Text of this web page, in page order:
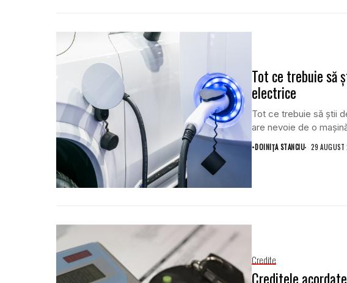
Tot ce trebuie să
electrice
Tot ce trebuie să știi
are nevoie de o
•DOINIŢA STANCIU 29 AUGUST
Credite
Creditele